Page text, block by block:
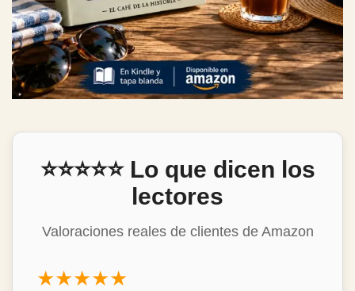
⭐⭐⭐⭐⭐ Lo que dicen los
lectores
Valoraciones reales de clientes de Amazon
★★★★★